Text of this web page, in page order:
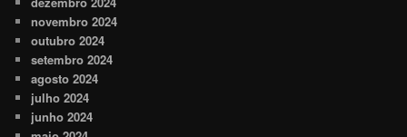
novembro 2024
outubro 2024
setembro 2024
agosto 2024
julho 2024
junho 2024